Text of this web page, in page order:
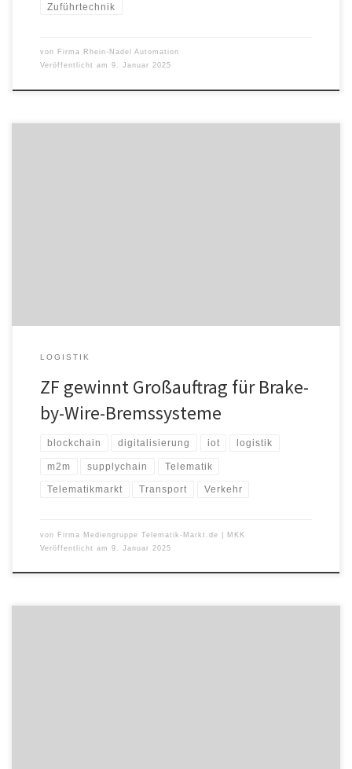
Zuführtechnik
von Firma Rhein-Nadel Automation
Veröffentlicht am 9. Januar 2025
LOGISTIK
ZF gewinnt Großauftrag für Brake-
by-Wire-Bremssysteme
blockchain digitalisierung iot logistik
m2m supplychain Telematik
Telematikmarkt Transport Verkehr
von Firma Mediengruppe Telematik-Markt.de | MKK
Veröffentlicht am 9. Januar 2025